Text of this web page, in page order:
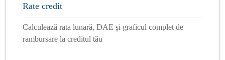
Rate credit
Calculează rata lunară, DAE și graficul complet de
rambursare la creditul tău